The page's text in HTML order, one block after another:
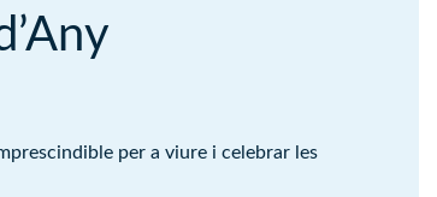
per a viure i celebrar les